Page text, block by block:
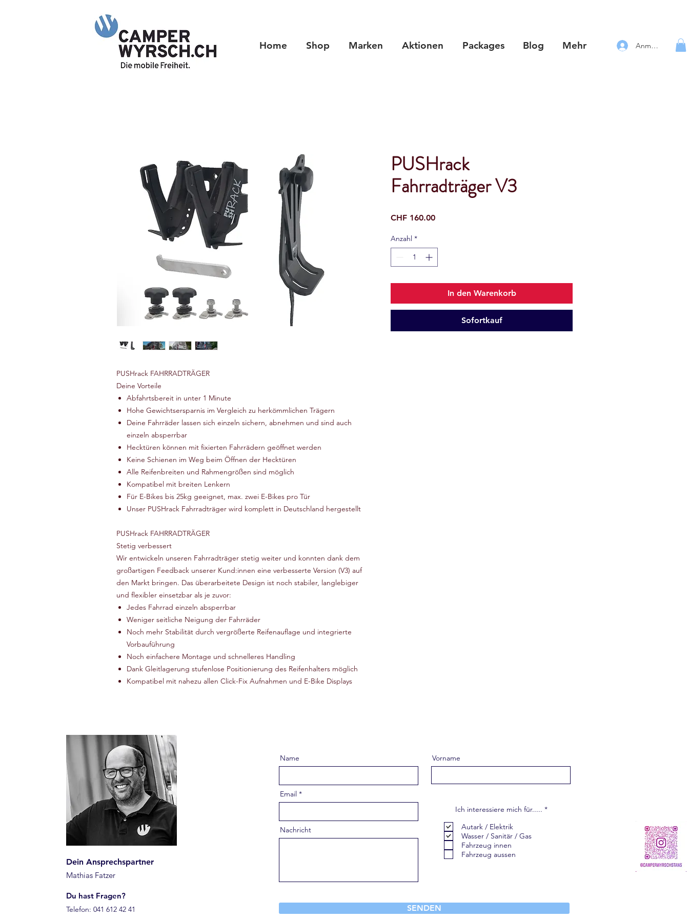
Home Shop Marken Aktionen Packages Blog Mehr Anmelden
PUSHrack FAHRRADTRÄGER
Deine Vorteile
Abfahrtsbereit in unter 1 Minute
Hohe Gewichtsersparnis im Vergleich zu herkömmlichen Trägern
Deine Fahrräder lassen sich einzeln sichern, abnehmen und sind auch
einzeln absperrbar
Hecktüren können mit fixierten Fahrrädern geöffnet werden
Keine Schienen im Weg beim Öffnen der Hecktüren
Alle Reifenbreiten und Rahmengrößen sind möglich
Kompatibel mit breiten Lenkern
Für E-Bikes bis 25kg geeignet, max. zwei E-Bikes pro Tür
Unser PUSHrack Fahrradträger wird komplett in Deutschland hergestellt
PUSHrack FAHRRADTRÄGER
Stetig verbessert
Wir entwickeln unseren Fahrradträger stetig weiter und konnten dank dem
großartigen Feedback unserer Kund:innen eine verbesserte Version (V3) auf
den Markt bringen. Das überarbeitete Design ist noch stabiler, langlebiger
und flexibler einsetzbar als je zuvor:
Jedes Fahrrad einzeln absperrbar
Weniger seitliche Neigung der Fahrräder
Noch mehr Stabilität durch vergrößerte Reifenauflage und integrierte
Vorbauführung
Noch einfachere Montage und schnelleres Handling
Dank Gleitlagerung stufenlose Positionierung des Reifenhalters möglich
Kompatibel mit nahezu allen Click-Fix Aufnahmen und E-Bike Displays
PUSHrack
Fahrradträger V3
CHF 160.00Preis
Anzahl *
In den Warenkorb
Sofortkauf
Dein Ansprechspartner
Mathias Fatzer
Du hast Fragen?
Telefon: 041 612 42 41
Name Vorname
Email
Nachricht
Ich interessiere mich für..... *P
Autark / Elektrik
Wasser / Sanitär / Gas
Fahrzeug innen
Fahrzeug aussen
SENDEN